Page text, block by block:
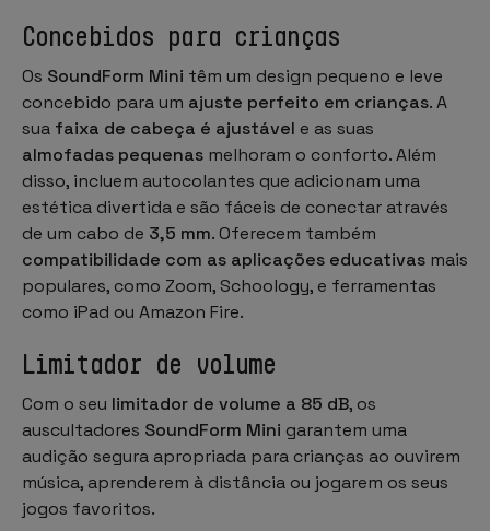
Concebidos para crianças
Os SoundForm Mini têm um design pequeno e leve
concebido para um ajuste perfeito em crianças. A
sua faixa de cabeça é ajustável e as suas
almofadas pequenas melhoram o conforto. Além
disso, incluem autocolantes que adicionam uma
estética divertida e são fáceis de conectar através
de um cabo de 3,5 mm. Oferecem também
compatibilidade com as aplicações educativas mais
populares, como Zoom, Schoology, e ferramentas
como iPad ou Amazon Fire.
Limitador de volume
Com o seu limitador de volume a 85 dB, os
auscultadores SoundForm Mini garantem uma
audição segura apropriada para crianças ao ouvirem
música, aprenderem à distância ou jogarem os seus
jogos favoritos.